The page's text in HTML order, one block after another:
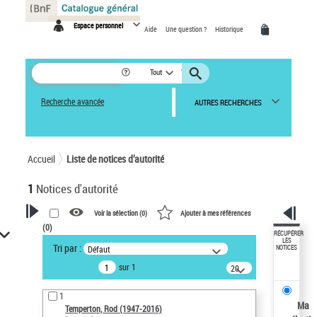
Espace personnel Aide Une question ? Historique
Tout
Recherche avancée AUTRES RECHERCHES
Accueil Liste de notices d’autorité
1 Notices d'autorité
VOTRE RECHERCHE
Recherche avancée dans les
notices d’autorité
Œuvres liées à l'auteur :
Temperton, Rod (1947-2016)
Voir la sélection (0) Ajouter à mes références
(0)
Tri par : Défaut
sur 1
20
résultats/page
1
Temperton, Rod (1947-2016)
RÉCUPÉRER
LES
NOTICES
Ma
Panneau de gestion des cookies